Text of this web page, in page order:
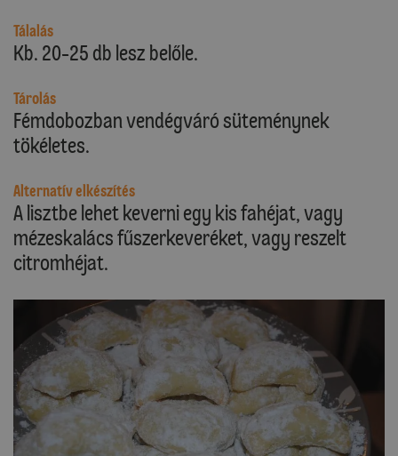
Tálalás
Kb. 20-25 db lesz belőle.
Tárolás
Fémdobozban vendégváró süteménynek
tökéletes.
Alternatív elkészítés
A lisztbe lehet keverni egy kis fahéjat, vagy
mézeskalács fűszerkeveréket, vagy reszelt
citromhéjat.